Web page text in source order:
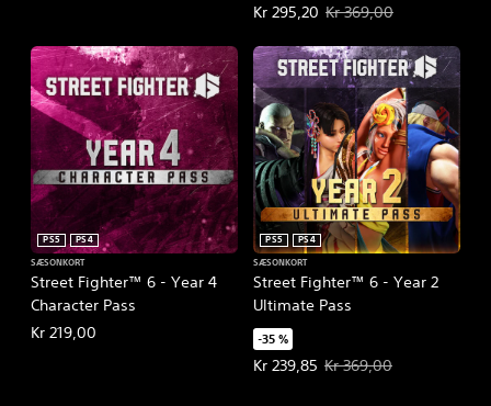
Kr 295,20
Tilbudspris Kr 295,20.
Kr 369,00
Street Fighter™ 6 - Year 4
Character Pass
PS5
PS4
SÆSONKORT
Kr 219,00
Street Fighter™ 6 - Year 2
Ultimate Pass
PS5
PS4
SÆSONKORT
-35 %
Kr 239,85
Tilbudspris Kr 239,85.
Kr 369,00